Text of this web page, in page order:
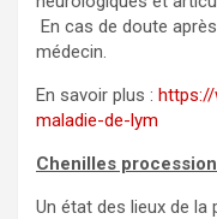
En cas de doute
médecin.
En savoir plus : https://
maladie-de-lym
Chenilles
Un état des lieux de la